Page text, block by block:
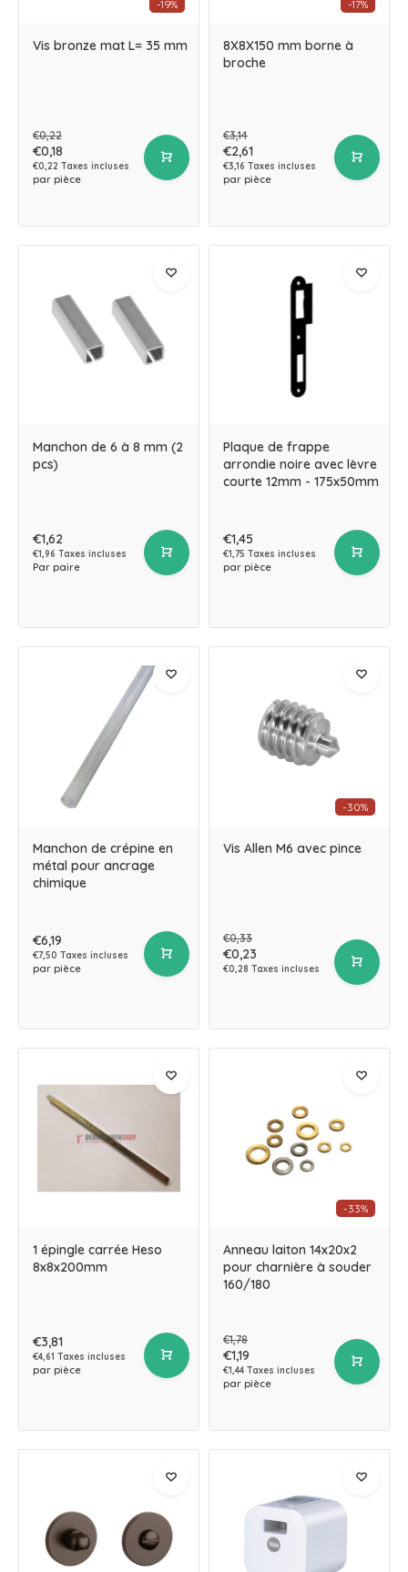
-19%
Vis bronze mat L= 35 mm
€0,22
€0,18
€0,22 Taxes incluses
par pièce
-17%
8X8X150 mm borne à
broche
€3,14
€2,61
€3,16 Taxes incluses
par pièce
Manchon de 6 à 8 mm (2
pcs)
€1,62
€1,96 Taxes incluses
Par paire
Plaque de frappe
arrondie noire avec lèvre
courte 12mm - 175x50mm
€1,45
€1,75 Taxes incluses
par pièce
Manchon de crépine en
métal pour ancrage
chimique
€6,19
€7,50 Taxes incluses
par pièce
-30%
Vis Allen M6 avec pince
€0,33
€0,23
€0,28 Taxes incluses
1 épingle carrée Heso
8x8x200mm
€3,81
€4,61 Taxes incluses
par pièce
-33%
Anneau laiton 14x20x2
pour charnière à souder
160/180
€1,78
€1,19
€1,44 Taxes incluses
par pièce